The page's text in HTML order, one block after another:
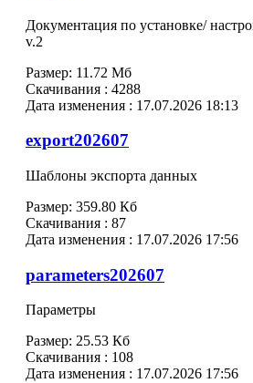
Документация по установке/
v.2
Размер: 11.72 Мб
Скачивания : 4288
Дата изменения : 17.07.2026 18:13
export202607
Шаблоны экспорта данных
Размер: 359.80 Кб
Скачивания : 87
Дата изменения : 17.07.2026 17:56
parameters202607
Параметры
Размер: 25.53 Кб
Скачивания : 108
Дата изменения : 17.07.2026 17:56